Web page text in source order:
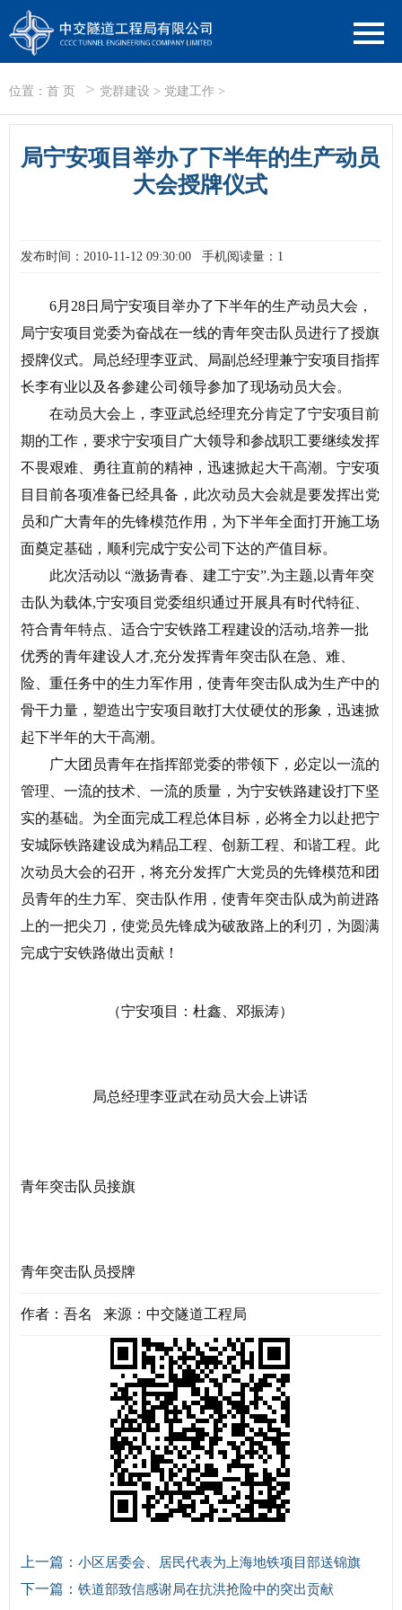
位置： 首 页 > 党群建设 > 党建工作 >
局宁安项目举办了下半年的生产动员
大会授牌仪式
发布时间：2010-11-12 09:30:00 手机阅读量：1
6月28日局宁安项目举办了下半年的生产动员大会，
局宁安项目党委为奋战在一线的青年突击队员进行了授旗
授牌仪式。局总经理李亚武、局副总经理兼宁安项目指挥
长李有业以及各参建公司领导参加了现场动员大会。
在动员大会上，李亚武总经理充分肯定了宁安项目前
期的工作，要求宁安项目广大领导和参战职工要继续发挥
不畏艰难、勇往直前的精神，迅速掀起大干高潮。宁安项
目目前各项准备已经具备，此次动员大会就是要发挥出党
员和广大青年的先锋模范作用，为下半年全面打开施工场
面奠定基础，顺利完成宁安公司下达的产值目标。
此次活动以 “激扬青春、建工宁安”.为主题,以青年突
击队为载体,宁安项目党委组织通过开展具有时代特征、
符合青年特点、适合宁安铁路工程建设的活动,培养一批
优秀的青年建设人才,充分发挥青年突击队在急、难、
险、重任务中的生力军作用，使青年突击队成为生产中的
骨干力量，塑造出宁安项目敢打大仗硬仗的形象，迅速掀
起下半年的大干高潮。
广大团员青年在指挥部党委的带领下，必定以一流的
管理、一流的技术、一流的质量，为宁安铁路建设打下坚
实的基础。为全面完成工程总体目标，必将全力以赴把宁
安城际铁路建设成为精品工程、创新工程、和谐工程。此
次动员大会的召开，将充分发挥广大党员的先锋模范和团
员青年的生力军、突击队作用，使青年突击队成为前进路
上的一把尖刀，使党员先锋成为破敌路上的利刃，为圆满
完成宁安铁路做出贡献！
（宁安项目：杜鑫、邓振涛）
局总经理李亚武在动员大会上讲话
青年突击队员接旗
青年突击队员授牌
作者：吾名 来源：中交隧道工程局
上一篇： 小区居委会、居民代表为上海地铁项目部送锦旗
下一篇： 铁道部致信感谢局在抗洪抢险中的突出贡献